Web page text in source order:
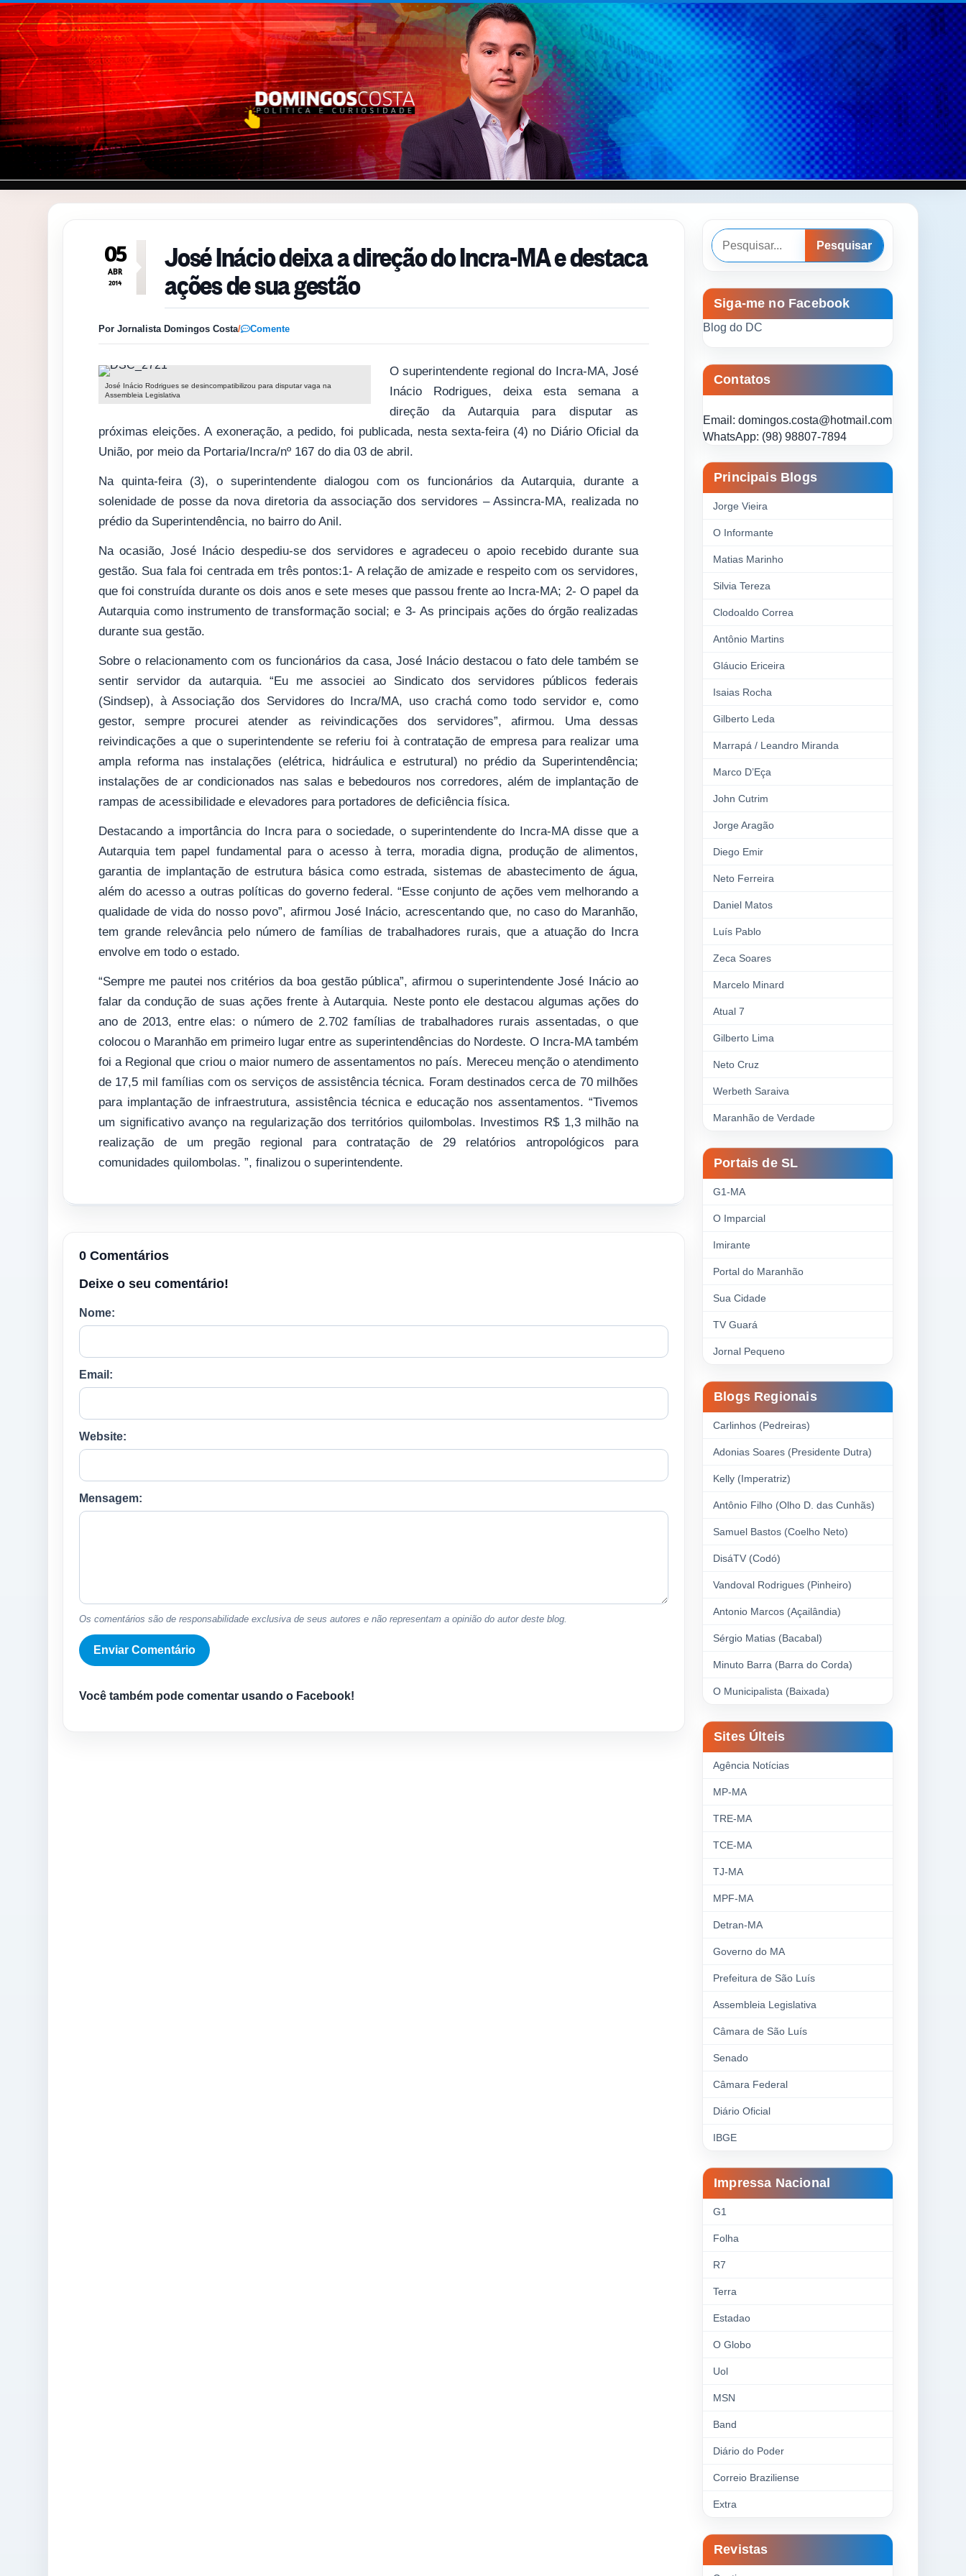
Pular para o conteúdo
05
ABR
2014
José Inácio deixa a direção do Incra-MA e destaca
ações de sua gestão
Por Jornalista Domingos Costa/ Comente
José Inácio Rodrigues se desincompatibilizou para disputar vaga na
Assembleia Legislativa
O superintendente regional do Incra-MA, José
Inácio Rodrigues, deixa esta semana a
direção da Autarquia para disputar as
próximas eleições. A exoneração, a pedido, foi publicada, nesta sexta-feira (4) no Diário Oficial da
União, por meio da Portaria/Incra/nº 167 do dia 03 de abril.
Na quinta-feira (3), o superintendente dialogou com os funcionários da Autarquia, durante a
solenidade de posse da nova diretoria da associação dos servidores – Assincra-MA, realizada no
prédio da Superintendência, no bairro do Anil.
Na ocasião, José Inácio despediu-se dos servidores e agradeceu o apoio recebido durante sua
gestão. Sua fala foi centrada em três pontos:1- A relação de amizade e respeito com os servidores,
que foi construída durante os dois anos e sete meses que passou frente ao Incra-MA; 2- O papel da
Autarquia como instrumento de transformação social; e 3- As principais ações do órgão realizadas
durante sua gestão.
Sobre o relacionamento com os funcionários da casa, José Inácio destacou o fato dele também se
sentir servidor da autarquia. “Eu me associei ao Sindicato dos servidores públicos federais
(Sindsep), à Associação dos Servidores do Incra/MA, uso crachá como todo servidor e, como
gestor, sempre procurei atender as reivindicações dos servidores”, afirmou. Uma dessas
reivindicações a que o superintendente se referiu foi à contratação de empresa para realizar uma
ampla reforma nas instalações (elétrica, hidráulica e estrutural) no prédio da Superintendência;
instalações de ar condicionados nas salas e bebedouros nos corredores, além de implantação de
rampas de acessibilidade e elevadores para portadores de deficiência física.
Destacando a importância do Incra para o sociedade, o superintendente do Incra-MA disse que a
Autarquia tem papel fundamental para o acesso à terra, moradia digna, produção de alimentos,
garantia de implantação de estrutura básica como estrada, sistemas de abastecimento de água,
além do acesso a outras políticas do governo federal. “Esse conjunto de ações vem melhorando a
qualidade de vida do nosso povo”, afirmou José Inácio, acrescentando que, no caso do Maranhão,
tem grande relevância pelo número de famílias de trabalhadores rurais, que a atuação do Incra
envolve em todo o estado.
“Sempre me pautei nos critérios da boa gestão pública”, afirmou o superintendente José Inácio ao
falar da condução de suas ações frente à Autarquia. Neste ponto ele destacou algumas ações do
ano de 2013, entre elas: o número de 2.702 famílias de trabalhadores rurais assentadas, o que
colocou o Maranhão em primeiro lugar entre as superintendências do Nordeste. O Incra-MA também
foi a Regional que criou o maior numero de assentamentos no país. Mereceu menção o atendimento
de 17,5 mil famílias com os serviços de assistência técnica. Foram destinados cerca de 70 milhões
para implantação de infraestrutura, assistência técnica e educação nos assentamentos. “Tivemos
um significativo avanço na regularização dos territórios quilombolas. Investimos R$ 1,3 milhão na
realização de um pregão regional para contratação de 29 relatórios antropológicos para
comunidades quilombolas. ”, finalizou o superintendente.
0 Comentários
Deixe o seu comentário!
Nome:
Email:
Website:
Mensagem:
Os comentários são de responsabilidade exclusiva de seus autores e não representam a opinião do autor deste blog.
Você também pode comentar usando o Facebook!
Pesquisar
Pesquisar
Siga-me no Facebook
Blog do DC
Contatos
Email: domingos.costa@hotmail.com
WhatsApp: (98) 98807-7894
Principais Blogs
Jorge Vieira
O Informante
Matias Marinho
Silvia Tereza
Clodoaldo Correa
Antônio Martins
Gláucio Ericeira
Isaias Rocha
Gilberto Leda
Marrapá / Leandro Miranda
Marco D’Eça
John Cutrim
Jorge Aragão
Diego Emir
Neto Ferreira
Daniel Matos
Luís Pablo
Zeca Soares
Marcelo Minard
Atual 7
Gilberto Lima
Neto Cruz
Werbeth Saraiva
Maranhão de Verdade
Portais de SL
G1-MA
O Imparcial
Imirante
Portal do Maranhão
Sua Cidade
TV Guará
Jornal Pequeno
Blogs Regionais
Carlinhos (Pedreiras)
Adonias Soares (Presidente Dutra)
Kelly (Imperatriz)
Antônio Filho (Olho D. das Cunhãs)
Samuel Bastos (Coelho Neto)
DisáTV (Codó)
Vandoval Rodrigues (Pinheiro)
Antonio Marcos (Açailândia)
Sérgio Matias (Bacabal)
Minuto Barra (Barra do Corda)
O Municipalista (Baixada)
Sites Últeis
Agência Notícias
MP-MA
TRE-MA
TCE-MA
TJ-MA
MPF-MA
Detran-MA
Governo do MA
Prefeitura de São Luís
Assembleia Legislativa
Câmara de São Luís
Senado
Câmara Federal
Diário Oficial
IBGE
Impressa Nacional
G1
Folha
R7
Terra
Estadao
O Globo
Uol
MSN
Band
Diário do Poder
Correio Braziliense
Extra
Revistas